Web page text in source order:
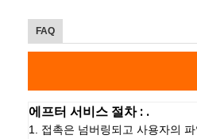
FAQ
에프터 서비스 절차 : .
1. 접촉은 넘버링되고 사용자의